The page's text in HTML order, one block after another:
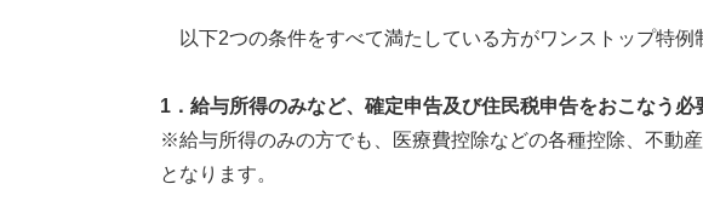
以下2つの条件をすべて満たしている方がワンストップ特例
1．給与所得のみなど、確定申告及び住民税申告をおこなう必
※給与所得のみの方でも、医療費控除などの各種控除、不動
となります。